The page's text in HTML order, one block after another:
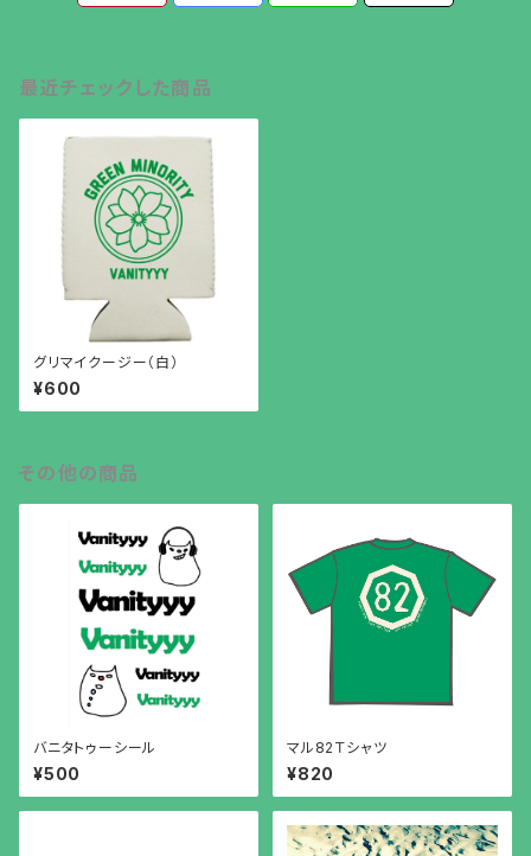
最近チェックした商品
グリマイクージー（白）
¥600
その他の商品
バニタトゥーシール
¥500
マル82Ｔシャツ
¥820